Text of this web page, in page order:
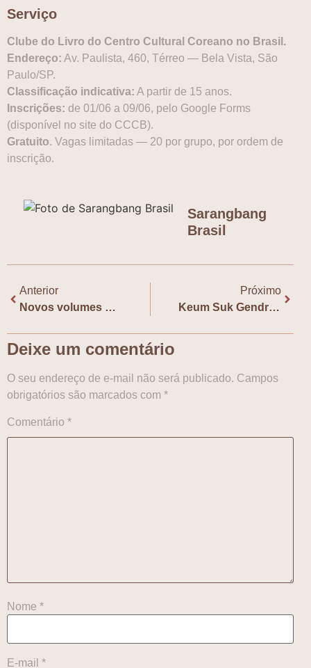
Serviço
Clube do Livro do Centro Cultural Coreano no Brasil.
Endereço: Av. Paulista, 460, Térreo — Bela Vista, São
Paulo/SP.
Classificação indicativa: A partir de 15 anos.
Inscrições: de 01/06 a 09/06, pelo Google Forms
(disponível no site do CCCB).
Gratuito. Vagas limitadas — 20 por grupo, por ordem de
inscrição.
Sarangbang
Brasil
Anterior
Novos volumes de “Navillera” e “What Does The Fox Say” entram em pré-venda
Próximo
Keum Suk Gendry-Kim recebe alta honraria do governo francês
Deixe um comentário
O seu endereço de e-mail não será publicado. Campos
obrigatórios são marcados com *
Comentário *
Nome *
E-mail *